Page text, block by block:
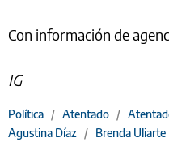
Con información de
IG
Política / Atentado /
Agustina Díaz / Brenda Uliarte